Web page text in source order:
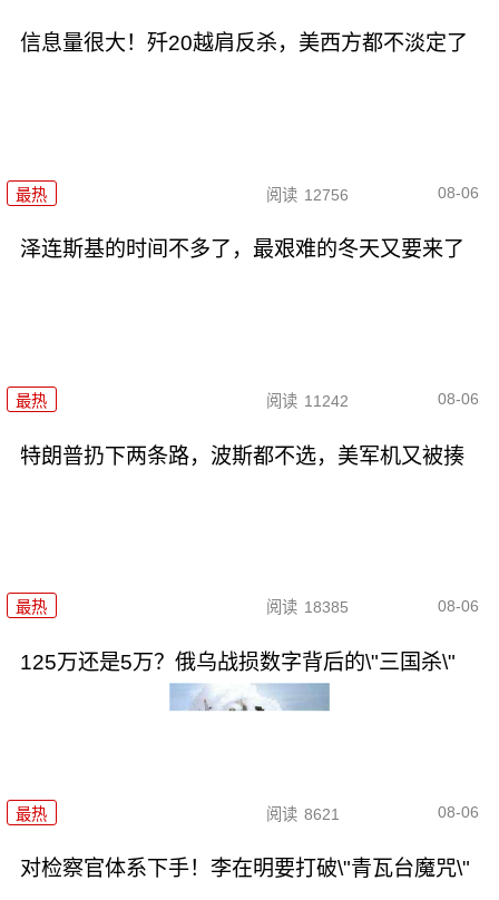
信息量很大！歼20越肩反杀，美西方都不淡定了
最热 阅读 12756 08-06
泽连斯基的时间不多了，最艰难的冬天又要来了
最热 阅读 11242 08-06
特朗普扔下两条路，波斯都不选，美军机又被揍
最热 阅读 18385 08-06
125万还是5万？俄乌战损数字背后的\"三国杀\"
最热 阅读 8621 08-06
对检察官体系下手！李在明要打破\"青瓦台魔咒\"